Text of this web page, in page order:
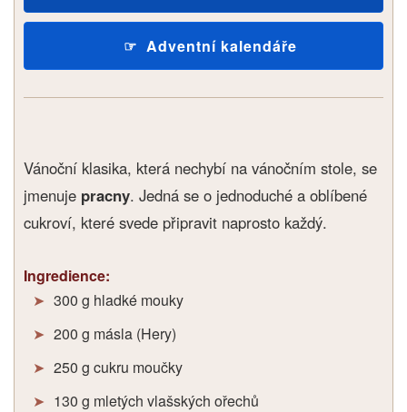
Adventní kalendáře
Vánoční klasika, která nechybí na vánočním stole, se
jmenuje pracny. Jedná se o jednoduché a oblíbené
cukroví, které svede připravit naprosto každý.
Ingredience:
300 g hladké mouky
200 g másla (Hery)
250 g cukru moučky
130 g mletých vlašských ořechů